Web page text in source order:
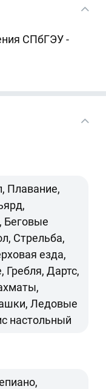
СПбГЭУ -
Плавание,
Беговые
Стрельба,
езда,
Гребля, Дартс,
Ледовые
настольный